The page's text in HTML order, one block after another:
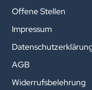
Offene Stellen
Impressum
AGB
Widerrufsbelehrung